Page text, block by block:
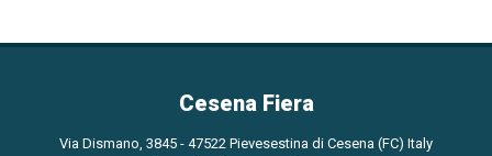
Cesena Fiera
Via Dismano, 3845 - 47522 Pievesestina di Cesena (FC) Italy